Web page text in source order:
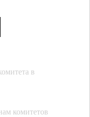
в
комитетов